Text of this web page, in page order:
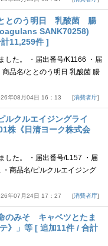
ととのう明日 乳酸菌 腸
SANK70258)
計11,259件 ]
した。 ・届出番号/K1166 ・届
品名/ととのう明日 乳酸菌 腸
年08月04日 16：13 消費者庁
ルクルエイジングライ
株《日清ヨーク株式会
した。 ・届出番号/L157 ・届
商品名/ピルクルエイジング
年07月24日 17：27 消費者庁
のみそ キャベツとたま
》」等 [ 追加11件 / 合計